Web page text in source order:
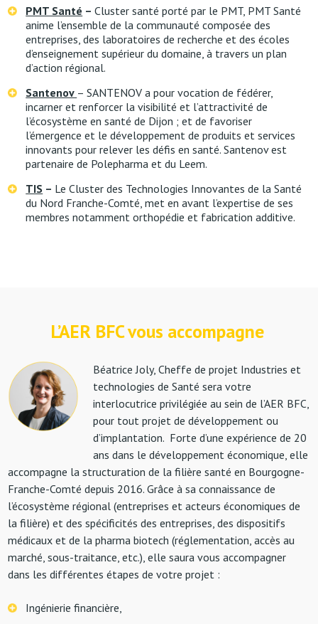
PMT Santé –Cluster santé porté par le PMT, PMT Santé
anime l’ensemble de la communauté composée des
entreprises, des laboratoires de recherche et des écoles
d’enseignement supérieur du domaine, à travers un plan
d’action régional.
Santenov – SANTENOV a pour vocation de fédérer,
incarner et renforcer la visibilité et l’attractivité de
l’écosystème en santé de Dijon ; et de favoriser
l’émergence et le développement de produits et services
innovants pour relever les défis en santé. Santenov est
partenaire de Polepharma et du Leem.
TIS – Le Cluster des Technologies Innovantes de la Santé
du Nord Franche-Comté, met en avant l’expertise de ses
membres notamment orthopédie et fabrication additive.
L’AER BFC vous accompagne
Béatrice Joly, Cheffe de projet Industries et
technologies de Santé sera votre
interlocutrice privilégiée au sein de l’AER BFC,
pour tout projet de développement ou
d’implantation. Forte d’une expérience de 20
ans dans le développement économique, elle
accompagne la structuration de la filière santé en Bourgogne-
Franche-Comté depuis 2016. Grâce à sa connaissance de
l’écosystème régional (entreprises et acteurs économiques de
la filière) et des spécificités des entreprises, des dispositifs
médicaux et de la pharma biotech (réglementation, accès au
marché, sous-traitance, etc.), elle saura vous accompagner
dans les différentes étapes de votre projet :
Ingénierie financière,